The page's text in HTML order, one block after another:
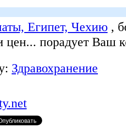
Египет, Чехию ,
цен... порадует Ваш
Здравохранение